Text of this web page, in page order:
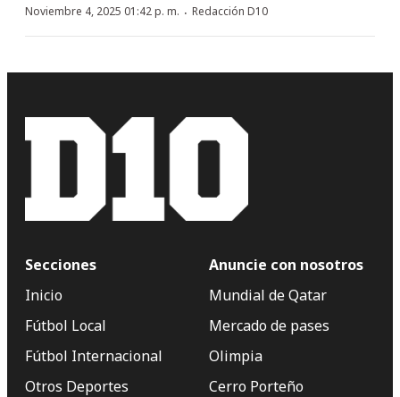
Noviembre 4, 2025 01:42 p. m. · Redacción D10
Secciones
Inicio
Fútbol Local
Fútbol Internacional
Otros Deportes
Anuncie con nosotros
Mundial de Qatar
Mercado de pases
Olimpia
Cerro Porteño